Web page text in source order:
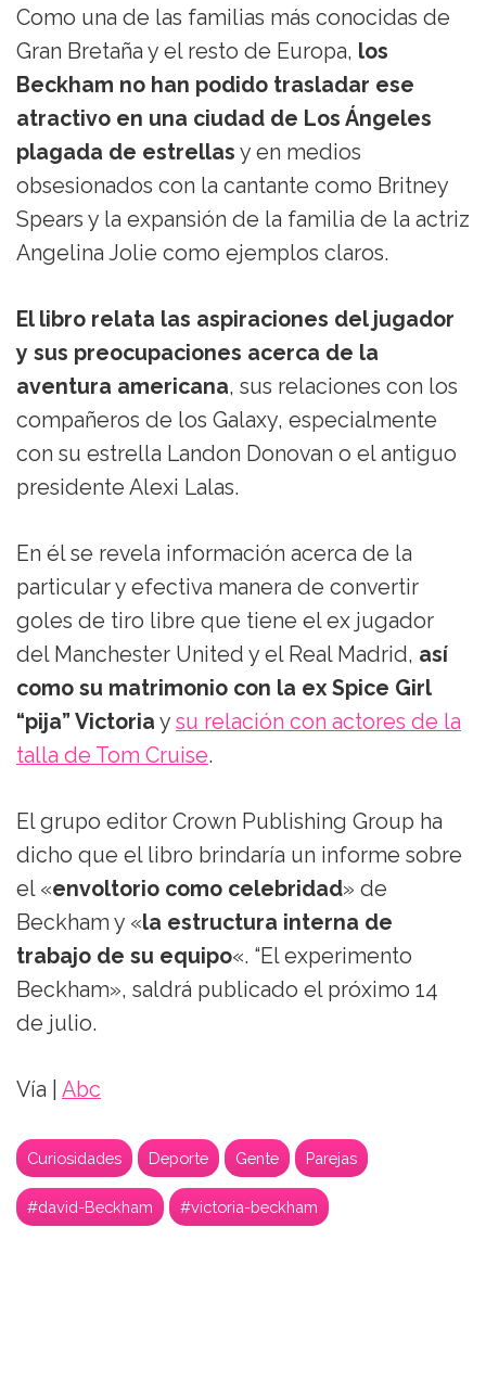
Como una de las familias más conocidas de
Gran Bretaña y el resto de Europa, los
Beckham no han podido trasladar ese
atractivo en una ciudad de Los Ángeles
plagada de estrellas y en medios
obsesionados con la cantante como Britney
Spears y la expansión de la familia de la actriz
Angelina Jolie como ejemplos claros.
El libro relata las aspiraciones del jugador
y sus preocupaciones acerca de la
aventura americana, sus relaciones con los
compañeros de los Galaxy, especialmente
con su estrella Landon Donovan o el antiguo
presidente Alexi Lalas.
En él se revela información acerca de la
particular y efectiva manera de convertir
goles de tiro libre que tiene el ex jugador
del Manchester United y el Real Madrid, así
como su matrimonio con la ex Spice Girl
“pija” Victoria y su relación con actores de la
talla de Tom Cruise.
El grupo editor Crown Publishing Group ha
dicho que el libro brindaría un informe sobre
el «envoltorio como celebridad» de
Beckham y «la estructura interna de
trabajo de su equipo«. “El experimento
Beckham», saldrá publicado el próximo 14
de julio.
Vía | Abc
Curiosidades Deporte Gente Parejas
#david-Beckham #victoria-beckham